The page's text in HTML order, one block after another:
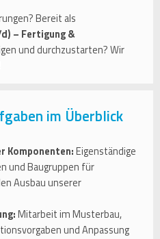
Bereit als
– Fertigung &
und durchzustarten? Wir
im Überblick
Komponenten:Eigenständige
und Baugruppen für
Ausbau unserer
Mitarbeit im Musterbau,
und Anpassung